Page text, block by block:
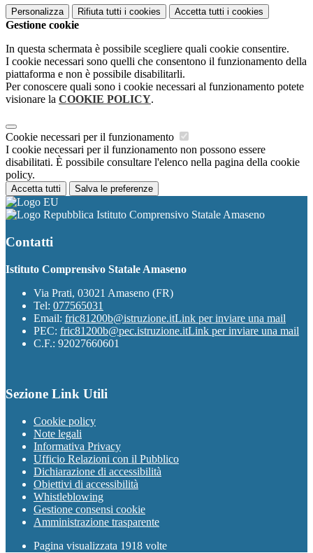
Personalizza Rifiuta tutti i cookies Accetta tutti i cookies
Gestione cookie
In questa schermata è possibile scegliere quali cookie consentire.
I cookie necessari sono quelli che consentono il funzionamento della
piattaforma e non è possibile disabilitarli.
Per conoscere quali sono i cookie necessari al funzionamento potete
visionare la COOKIE POLICY.
Cookie necessari per il funzionamento
I cookie necessari per il funzionamento non possono essere
disabilitati. È possibile consultare l'elenco nella pagina della cookie
policy.
Accetta tutti Salva le preferenze
Istituto Comprensivo Statale Amaseno
Contatti
Istituto Comprensivo Statale Amaseno
Via Prati, 03021 Amaseno (FR)
Tel: 077565031
Email: fric81200b@istruzione.itLink per inviare una mail
PEC: fric81200b@pec.istruzione.itLink per inviare una mail
C.F.: 92027660601
Sezione Link Utili
Cookie policy
Note legali
Informativa Privacy
Ufficio Relazioni con il Pubblico
Dichiarazione di accessibilità
Obiettivi di accessibilità
Whistleblowing
Gestione consensi cookie
Amministrazione trasparente
Pagina visualizzata 1918 volte